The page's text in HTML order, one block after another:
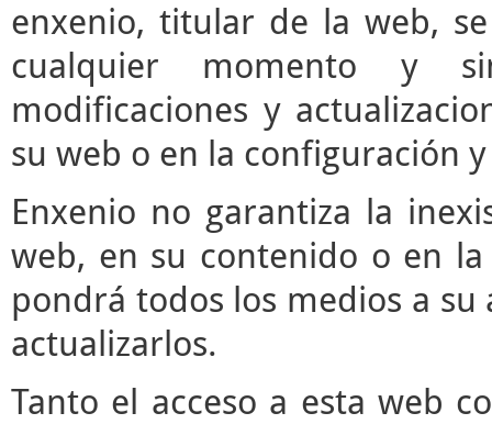
enxenio, titular de la web,
cualquier momento y
modificaciones y
su web o en la configuración
Enxenio no garantiza la
web, en su contenido o en
pondrá todos los medios a
actualizarlos.
Tanto el acceso a esta web